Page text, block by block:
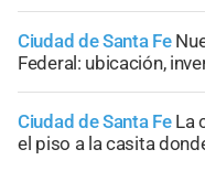
Ciudad de Santa Fe
Federal: ubicación,
Ciudad de Santa Fe La
el piso a la casita